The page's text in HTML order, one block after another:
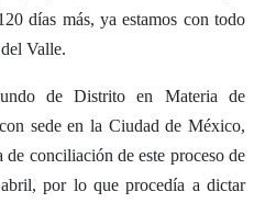
días más, ya estamos con todo
Valle.
de Distrito en Materia de
sede en la Ciudad de México,
de conciliación de este proceso de
por lo que procedía a dictar